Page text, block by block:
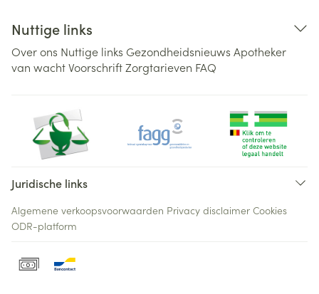
Nuttige links
Over ons Nuttige links Gezondheidsnieuws Apotheker
van wachtVoorschriftZorgtarieven FAQ
Juridische links
Algemene verkoopsvoorwaarden Privacy disclaimer Cookies
ODR-platform